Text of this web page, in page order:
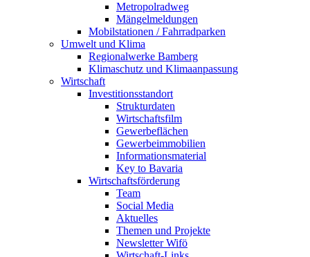
Metropolradweg
Mängelmeldungen
Mobilstationen / Fahrradparken
Umwelt und Klima
Regionalwerke Bamberg
Klimaschutz und Klimaanpassung
Wirtschaft
Investitionsstandort
Strukturdaten
Wirtschaftsfilm
Gewerbeflächen
Gewerbeimmobilien
Informationsmaterial
Key to Bavaria
Wirtschaftsförderung
Team
Social Media
Aktuelles
Themen und Projekte
Newsletter Wifö